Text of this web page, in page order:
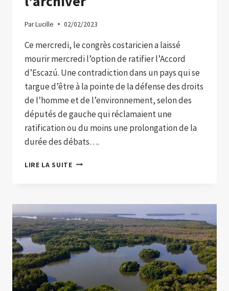
ParLucille 02/02/2023
Ce mercredi, le congrès costaricien a laissé
mourir mercredi l’option de ratifier l’Accord
d’Escazú. Une contradiction dans un pays qui se
targue d’être à la pointe de la défense des droits
de l’homme et de l’environnement, selon des
députés de gauche qui réclamaient une
ratification ou du moins une prolongation de la
durée des débats….
LIRE LA SUITELE
PROMOTEUR
DE
L’ACCORD
D’ESCAZÚ,
DÉCIDE
DE
L’ARCHIVER